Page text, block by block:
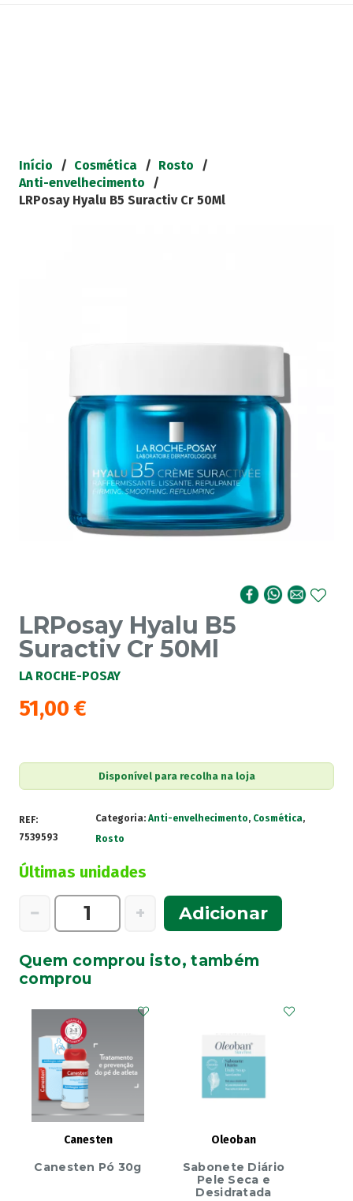
Início / Cosmética / Rosto
/
Anti-envelhecimento
/
LRPosay Hyalu B5 Suractiv Cr 50Ml
LRPosay Hyalu B5
Suractiv Cr 50Ml
LA ROCHE-POSAY
51,00 €
Disponível para recolha na loja
REF:
7539593
Categoria:Anti-envelhecimento, Cosmética,
Rosto
Últimas unidades
−
Quantidade
Hyalu
B5
Suractiv
+ Adicionar
Quem comprou isto, também
comprou
Canesten
Canesten Pó 30g
Oleoban
Sabonete Diário
Pele Seca e
Desidratada